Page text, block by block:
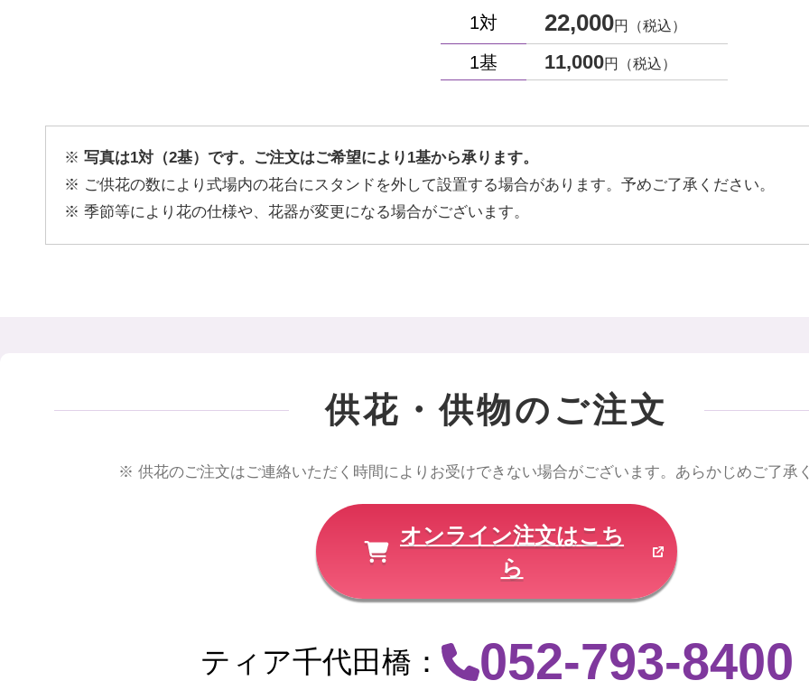
1対 22,000円（税込）
1基 11,000円（税込）
写真は1対（2基）です。ご注文はご希望により1基から承ります。
ご供花の数により式場内の花台にスタンドを外して設置する場合があります。予めご了承ください。
季節等により花の仕様や、花器が変更になる場合がございます。
供花・供物のご注文
供花のご注文はご連絡いただく時間によりお受けできない場合がございます。あらかじめご了承
オンライン注文はこち
ら
ティア千代田橋 ： 052-793-8400